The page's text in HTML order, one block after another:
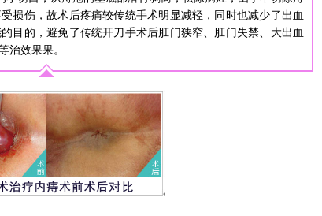
损伤，故术后疼痛较传统手术明显减轻，同时也减少了出血
目的，避免了传统开刀手术后肛门狭窄、肛门失禁、大出血
治效果果。